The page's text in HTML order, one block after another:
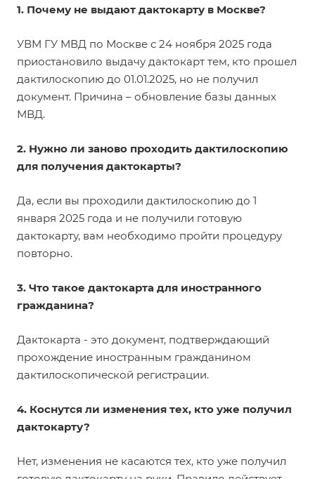
1. Почему не выдают дактокарту в Москве?
УВМ ГУ МВД по Москве с 24 ноября 2025 года
приостановило выдачу дактокарт тем, кто прошел
дактилоскопию до 01.01.2025, но не получил
документ. Причина – обновление базы данных
МВД.
2. Нужно ли заново проходить дактилоскопию
для получения дактокарты?
Да, если вы проходили дактилоскопию до 1
января 2025 года и не получили готовую
дактокарту, вам необходимо пройти процедуру
повторно.
3. Что такое дактокарта для иностранного
гражданина?
Дактокарта - это документ, подтверждающий
прохождение иностранным гражданином
дактилоскопической регистрации.
4. Коснутся ли изменения тех, кто уже получил
дактокарту?
Нет, изменения не касаются тех, кто уже получил